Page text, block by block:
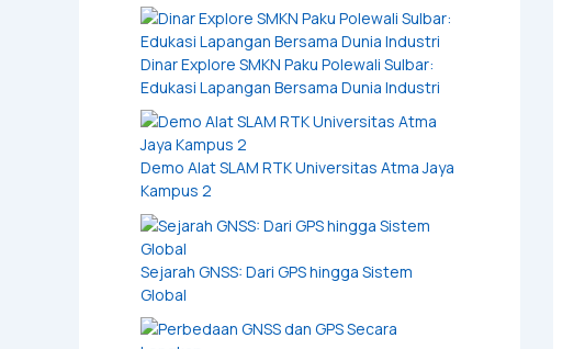
Dinar Explore SMKN Paku Polewali Sulbar:
Edukasi Lapangan Bersama Dunia Industri
Demo Alat SLAM RTK Universitas Atma Jaya
Kampus 2
Sejarah GNSS: Dari GPS hingga Sistem
Global